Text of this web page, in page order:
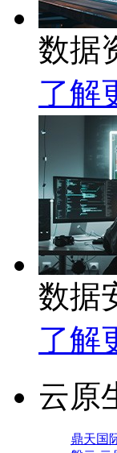
数据
了解
数据
了解
云原
鼎天国